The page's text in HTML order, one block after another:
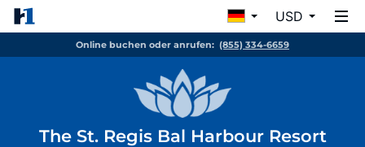
USD
Online buchen oder anrufen: (855) 334-6659
The St. Regis Bal Harbour Resort